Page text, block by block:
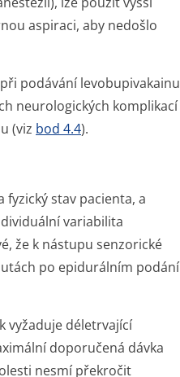
aspiraci, aby nedošlo
podávání levobupivakainu
neurologických komplikací
(viz bod 4.4).
stav pacienta, a
variabilita
že k nástupu senzorické
po epidurálním podání
vyžaduje déletrvající
doporučená dávka
nesmí překročit